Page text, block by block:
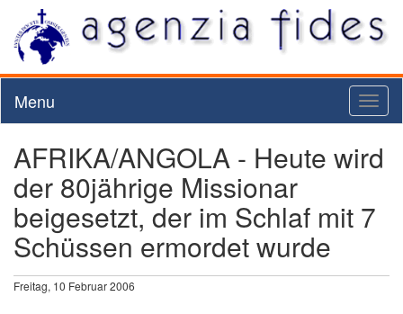
Menu
AFRIKA/ANGOLA - Heute wird
der 80jährige Missionar
beigesetzt, der im Schlaf mit 7
Schüssen ermordet wurde
Freitag, 10 Februar 2006